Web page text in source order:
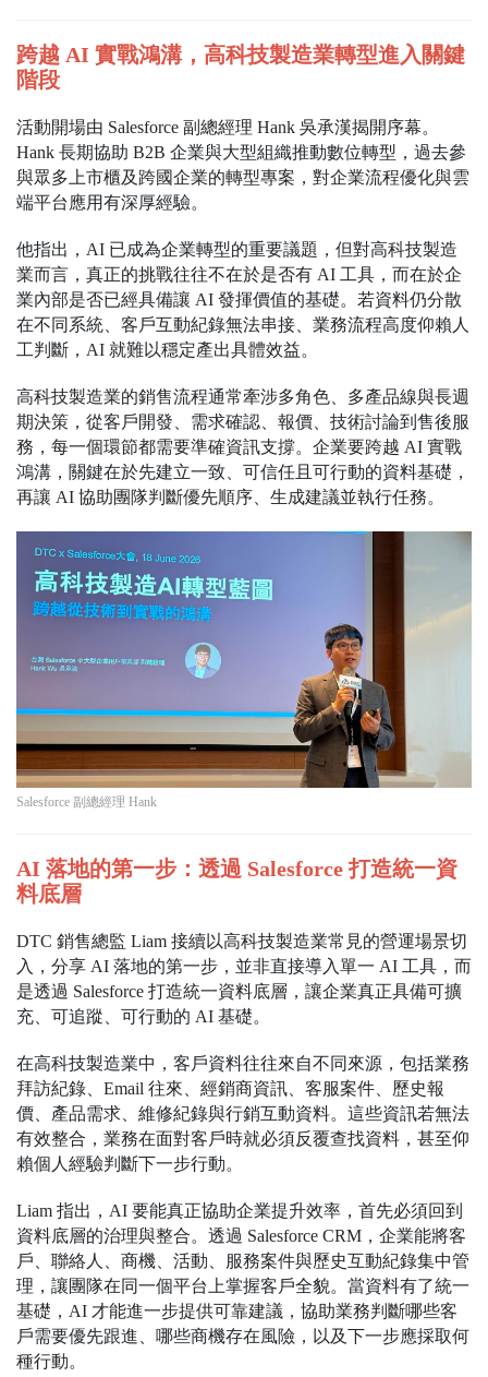
跨越 AI 實戰鴻溝，高科技製造業轉型進入關鍵
階段
活動開場由 Salesforce 副總經理 Hank 吳承漢揭開序幕。
Hank 長期協助 B2B 企業與大型組織推動數位轉型，過去參
與眾多上市櫃及跨國企業的轉型專案，對企業流程優化與雲
端平台應用有深厚經驗。
他指出，AI 已成為企業轉型的重要議題，但對高科技製造
業而言，真正的挑戰往往不在於是否有 AI 工具，而在於企
業內部是否已經具備讓 AI 發揮價值的基礎。若資料仍分散
在不同系統、客戶互動紀錄無法串接、業務流程高度仰賴人
工判斷，AI 就難以穩定產出具體效益。
高科技製造業的銷售流程通常牽涉多角色、多產品線與長週
期決策，從客戶開發、需求確認、報價、技術討論到售後服
務，每一個環節都需要準確資訊支撐。企業要跨越 AI 實戰
鴻溝，關鍵在於先建立一致、可信任且可行動的資料基礎，
再讓 AI 協助團隊判斷優先順序、生成建議並執行任務。
Salesforce 副總經理 Hank
AI 落地的第一步：透過 Salesforce 打造統一資
料底層
DTC 銷售總監 Liam 接續以高科技製造業常見的營運場景切
入，分享 AI 落地的第一步，並非直接導入單一 AI 工具，而
是透過 Salesforce 打造統一資料底層，讓企業真正具備可擴
充、可追蹤、可行動的 AI 基礎。
在高科技製造業中，客戶資料往往來自不同來源，包括業務
拜訪紀錄、Email 往來、經銷商資訊、客服案件、歷史報
價、產品需求、維修紀錄與行銷互動資料。這些資訊若無法
有效整合，業務在面對客戶時就必須反覆查找資料，甚至仰
賴個人經驗判斷下一步行動。
Liam 指出，AI 要能真正協助企業提升效率，首先必須回到
資料底層的治理與整合。透過 Salesforce CRM，企業能將客
戶、聯絡人、商機、活動、服務案件與歷史互動紀錄集中管
理，讓團隊在同一個平台上掌握客戶全貌。當資料有了統一
基礎，AI 才能進一步提供可靠建議，協助業務判斷哪些客
戶需要優先跟進、哪些商機存在風險，以及下一步應採取何
種行動。